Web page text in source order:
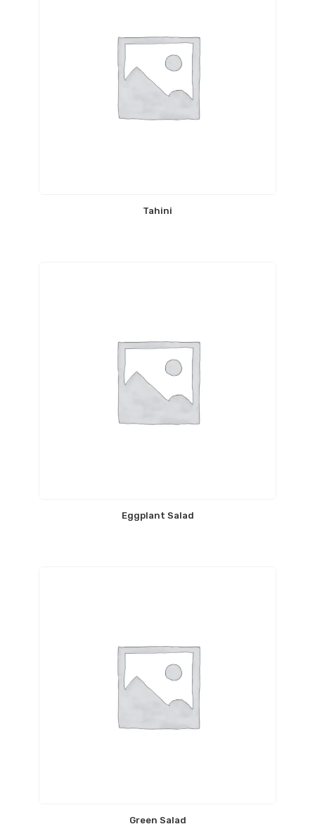
Tahini
Eggplant Salad
Green Salad